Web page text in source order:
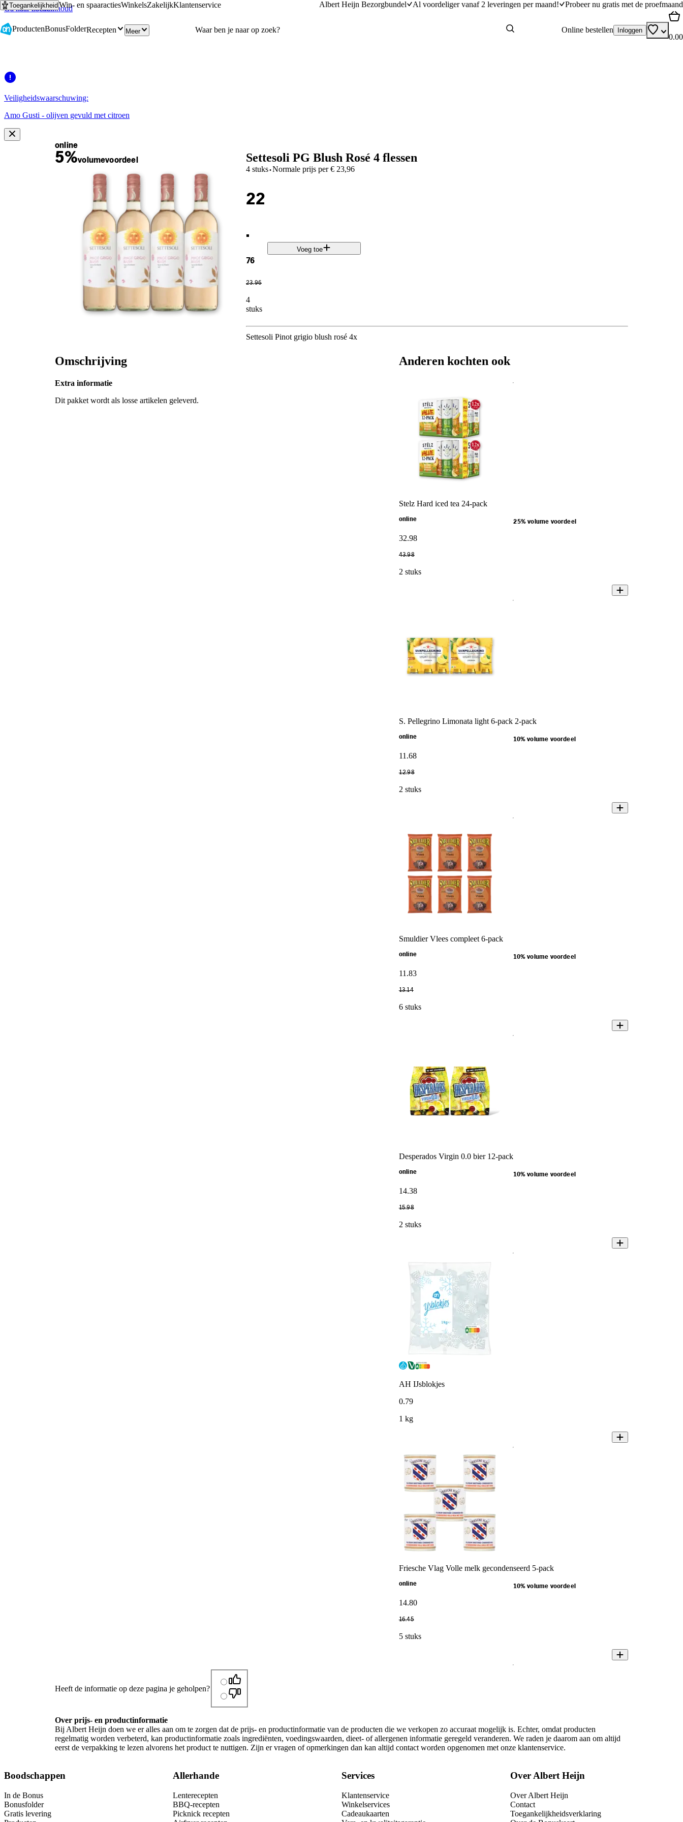
Ga naar hoofdinhoud
Ga naar zoeken
ToegankelijkheidWin- en spaaractiesWinkelsZakelijkKlantenservice Albert Heijn Bezorgbundel Al voordeliger vanaf 2 leveringen per maand! Probeer nu gratis met de proefmaand
ProductenBonusFolderRecepten Meer Online bestellen Inloggen
0.00
Veiligheidswaarschuwing:
Amo Gusti - olijven gevuld met citroen
online
5%volumevoordeel Settesoli PG Blush Rosé 4 flessen
4 stuks·Normale prijs per € 23,96
22
.
76
23.96
4
stuks
Voeg toe
Settesoli Pinot grigio blush rosé 4x
Omschrijving
Extra informatie
Dit pakket wordt als losse artikelen geleverd.
Anderen kochten ook
Stelz Hard iced tea 24-pack
online 25% volume voordeel
32.98
43.98
2 stuks
S. Pellegrino Limonata light 6-pack 2-pack
online 10% volume voordeel
11 .68
12.98
2 stuks
Smuldier Vlees compleet 6-pack
online 10% volume voordeel
11 .83
13.14
6 stuks
Desperados Virgin 0.0 bier 12-pack
online 10% volume voordeel
14.38
15.98
2 stuks
AH IJsblokjes
0.79
1 kg
Friesche Vlag Volle melk gecondenseerd 5-pack
online 10% volume voordeel
14.80
16.45
5 stuks
Heeft de informatie op deze pagina je geholpen?
Over prijs- en productinformatie
Bij Albert Heijn doen we er alles aan om te zorgen dat de prijs- en productinformatie van de producten die we verkopen zo accuraat mogelijk is. Echter, omdat producten
regelmatig worden verbeterd, kan productinformatie zoals ingrediënten, voedingswaarden, dieet- of allergenen informatie geregeld veranderen. We raden je daarom aan om altijd
eerst de verpakking te lezen alvorens het product te nuttigen. Zijn er vragen of opmerkingen dan kan altijd contact worden opgenomen met onze klantenservice.
Boodschappen
In de Bonus
Bonusfolder
Gratis levering
Allerhande
Lenterecepten
BBQ-recepten
Picknick recepten
Services
Klantenservice
Winkelservices
Cadeaukaarten
Over Albert Heijn
Over Albert Heijn
Contact
Toegankelijkheidsverklaring